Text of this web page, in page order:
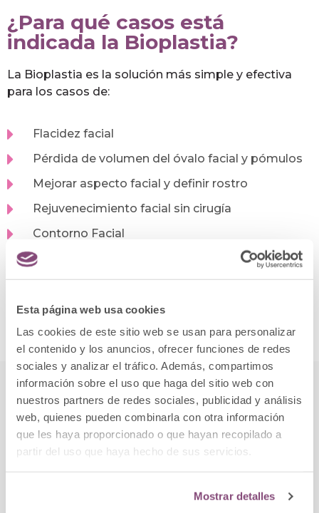
Esta página web usa cookies
Las cookies de este sitio web se usan para personalizar
el contenido y los anuncios, ofrecer funciones de redes
sociales y analizar el tráfico. Además, compartimos
información sobre el uso que haga del sitio web con
nuestros partners de redes sociales, publicidad y análisis
web, quienes pueden combinarla con otra información
que les haya proporcionado o que hayan recopilado a
partir del uso que haya hecho de sus servicios.
Mostrar detalles
¿Para qué casos está
indicada la Bioplastia?
La Bioplastia es la solución más simple y efectiva
para los casos de:
Flacidez facial
Pérdida de volumen del óvalo facial y pómulos
Mejorar aspecto facial y definir rostro
Rejuvenecimiento facial sin cirugía
Contorno Facial
Aunque también puede aplicarse en otras zonas
dependiendo de los resultados que se quieren
La Bioplastia y otros
tratamientos para definir
rostro
acentuada, es recomendable combinar la Bioplastia